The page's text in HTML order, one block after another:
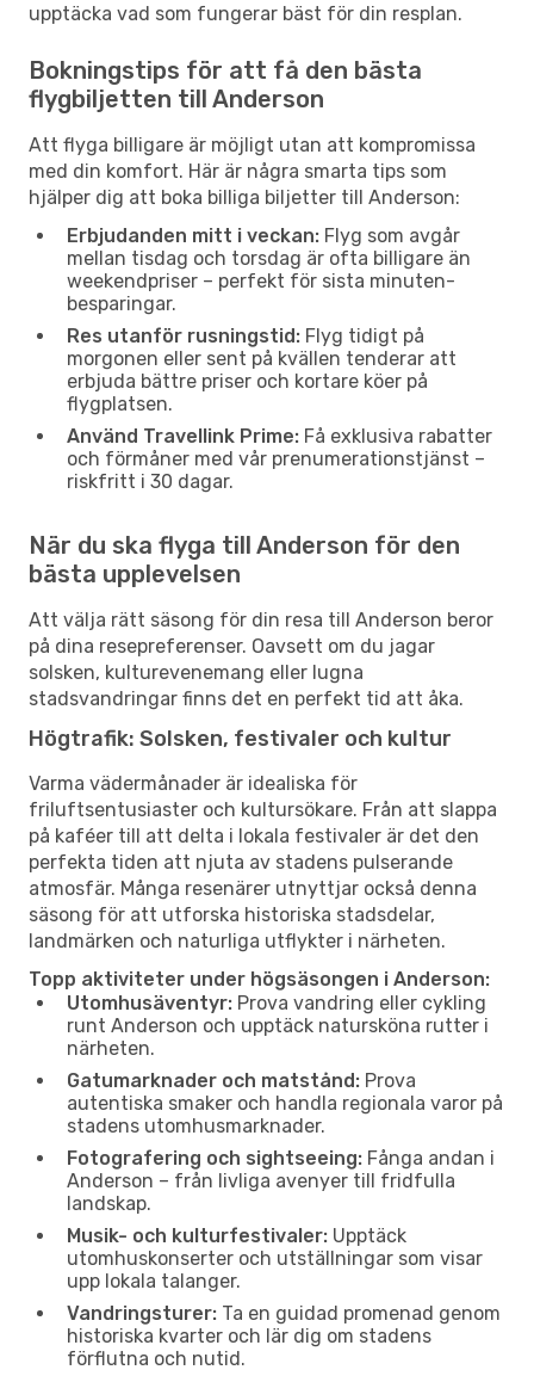
upptäcka vad som fungerar bäst för din resplan.
Bokningstips för att få den bästa
flygbiljetten till Anderson
Att flyga billigare är möjligt utan att kompromissa
med din komfort. Här är några smarta tips som
hjälper dig att boka billiga biljetter till Anderson:
Erbjudanden mitt i veckan: Flyg som avgår
mellan tisdag och torsdag är ofta billigare än
weekendpriser – perfekt för sista minuten-
besparingar.
Res utanför rusningstid: Flyg tidigt på
morgonen eller sent på kvällen tenderar att
erbjuda bättre priser och kortare köer på
flygplatsen.
Använd Travellink Prime: Få exklusiva rabatter
och förmåner med vår prenumerationstjänst –
riskfritt i 30 dagar.
När du ska flyga till Anderson för den
bästa upplevelsen
Att välja rätt säsong för din resa till Anderson beror
på dina resepreferenser. Oavsett om du jagar
solsken, kulturevenemang eller lugna
stadsvandringar finns det en perfekt tid att åka.
Högtrafik: Solsken, festivaler och kultur
Varma vädermånader är idealiska för
friluftsentusiaster och kultursökare. Från att slappa
på kaféer till att delta i lokala festivaler är det den
perfekta tiden att njuta av stadens pulserande
atmosfär. Många resenärer utnyttjar också denna
säsong för att utforska historiska stadsdelar,
landmärken och naturliga utflykter i närheten.
Topp aktiviteter under högsäsongen i Anderson:
Utomhusäventyr: Prova vandring eller cykling
runt Anderson och upptäck natursköna rutter i
närheten.
Gatumarknader och matstånd: Prova
autentiska smaker och handla regionala varor på
stadens utomhusmarknader.
Fotografering och sightseeing: Fånga andan i
Anderson – från livliga avenyer till fridfulla
landskap.
Musik- och kulturfestivaler: Upptäck
utomhuskonserter och utställningar som visar
upp lokala talanger.
Vandringsturer: Ta en guidad promenad genom
historiska kvarter och lär dig om stadens
förflutna och nutid.